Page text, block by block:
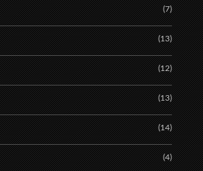
(7)
(13)
(12)
(13)
(14)
(4)